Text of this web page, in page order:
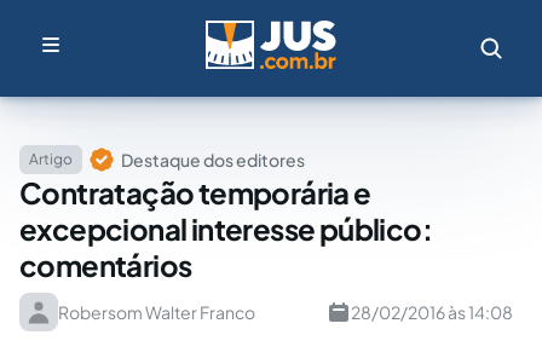
Artigo Destaque dos editores
Contratação temporária e
excepcional interesse público:
comentários
Robersom Walter Franco 28/02/2016 às 14:08